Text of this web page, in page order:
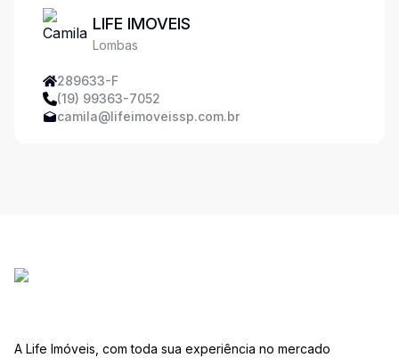
LIFE IMOVEIS
Lombas
289633-F
(19) 99363-7052
camila@lifeimoveissp.com.br
A Life Imóveis, com toda sua experiência no mercado